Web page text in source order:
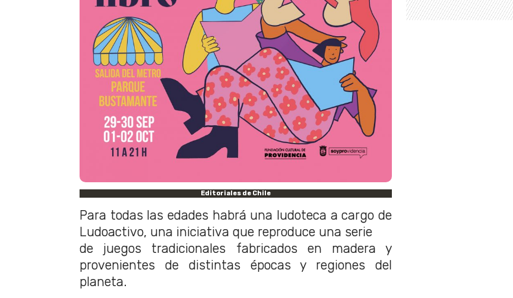
Editoriales de Chile
Para todas las edades habrá una ludoteca a cargo de
Ludoactivo, una iniciativa que reproduce una serie
de juegos tradicionales fabricados en madera y
provenientes de distintas épocas y regiones del
planeta.